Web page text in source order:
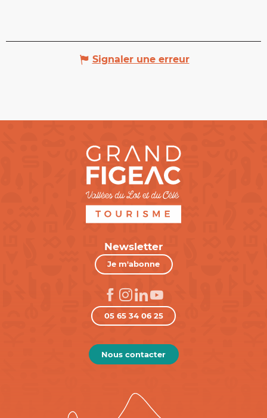
Signaler une erreur
Newsletter
Je m'abonne
05 65 34 06 25
Nous contacter